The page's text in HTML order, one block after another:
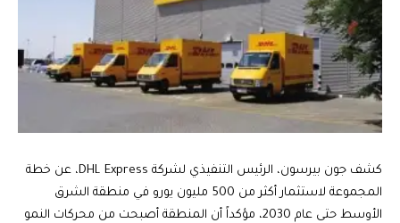
كشف جون بيرسون، الرئيس التنفيذي لشركة DHL Express، عن خطة
المجموعة لاستثمار أكثر من 500 مليون يورو في منطقة الشرق
الأوسط حتى عام 2030، مؤكداً أن المنطقة أصبحت من محركات النمو